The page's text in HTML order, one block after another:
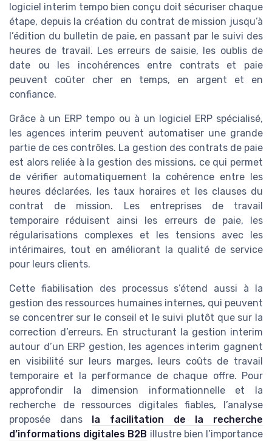
logiciel interim tempo bien conçu doit sécuriser chaque
étape, depuis la création du contrat de mission jusqu’à
l’édition du bulletin de paie, en passant par le suivi des
heures de travail. Les erreurs de saisie, les oublis de
date ou les incohérences entre contrats et paie
peuvent coûter cher en temps, en argent et en
confiance.
Grâce à un ERP tempo ou à un logiciel ERP spécialisé,
les agences interim peuvent automatiser une grande
partie de ces contrôles. La gestion des contrats de paie
est alors reliée à la gestion des missions, ce qui permet
de vérifier automatiquement la cohérence entre les
heures déclarées, les taux horaires et les clauses du
contrat de mission. Les entreprises de travail
temporaire réduisent ainsi les erreurs de paie, les
régularisations complexes et les tensions avec les
intérimaires, tout en améliorant la qualité de service
pour leurs clients.
Cette fiabilisation des processus s’étend aussi à la
gestion des ressources humaines internes, qui peuvent
se concentrer sur le conseil et le suivi plutôt que sur la
correction d’erreurs. En structurant la gestion interim
autour d’un ERP gestion, les agences interim gagnent
en visibilité sur leurs marges, leurs coûts de travail
temporaire et la performance de chaque offre. Pour
approfondir la dimension informationnelle et la
recherche de ressources digitales fiables, l’analyse
proposée dans
la facilitation de la recherche
d’informations digitales B2B illustre bien l’importance